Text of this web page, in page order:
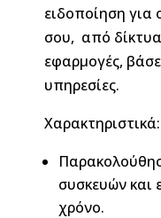
ειδοποίηση για
σου, από δίκτυα
εφαρμογές,
υπηρεσίες.
Χαρακτηριστικά:
συσκευών και
χρόνο.